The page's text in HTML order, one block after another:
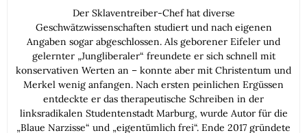
Der Sklaventreiber-Chef hat diverse
Geschwätzwissenschaften studiert und nach eigenen
Angaben sogar abgeschlossen. Als geborener Eifeler und
gelernter „Jungliberaler“ freundete er sich schnell mit
konservativen Werten an – konnte aber mit Christentum und
Merkel wenig anfangen. Nach ersten peinlichen Ergüssen
entdeckte er das therapeutische Schreiben in der
linksradikalen Studentenstadt Marburg, wurde Autor für die
„Blaue Narzisse“ und „eigentümlich frei“. Ende 2017 gründete